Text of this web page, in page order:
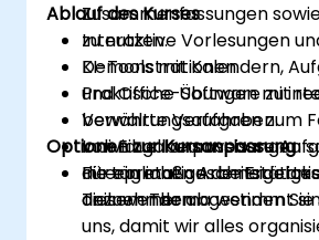
Zusammenfassungen
zu nutzen.
KI-Tools mit Kalendern,
und Office-Software zu
bewährte Verfahren zum
von Eingabeanweisungen
Interpretation der
anzuwenden.
Ablauf des Kurses
Interaktive Vorlesungen
Demonstrationen.
Praktische Übungen mit
Verwaltungsaufgaben.
Individuell anpassbare
die täglichen
Teilnehmer abgestimmt
Optionen zur Kursanpassung
Für ein
diesem Thema wenden
uns, damit wir alles